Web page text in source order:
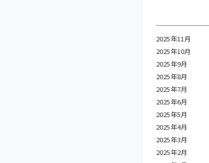
2025年11月
2025年10月
2025年9月
2025年8月
2025年7月
2025年6月
2025年5月
2025年4月
2025年3月
2025年2月